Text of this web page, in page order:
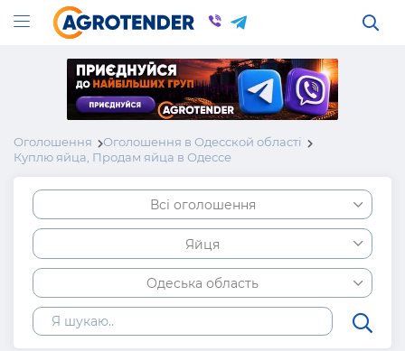
Оголошення
Оголошення в Одесской області
Куплю яйца, Продам яйца в Одессе
Всі оголошення
Яйця
Одеська область